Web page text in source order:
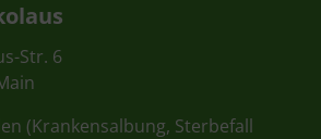
Str. 6
(Krankensalbung, Sterbefall